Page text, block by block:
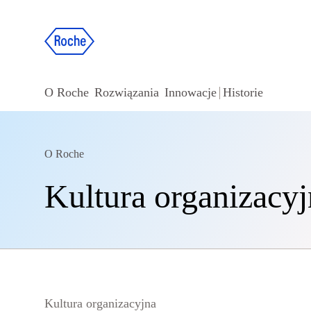
O Roche Rozwiązania Innowacje Historie
O Roche
Kultura
Kultura organizacyjna